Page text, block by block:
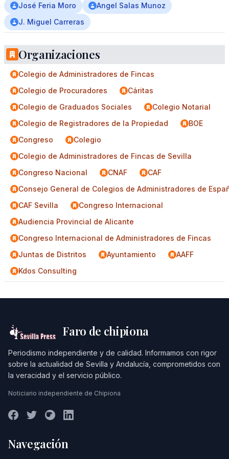
José Feria Moro
Angel Salas Munoz
J. Miguel Carreras
Organizaciones
Colegio de Administradores de Fincas
Colegio de Procuradores
Cáritas
Colegio de Graduados Sociales
Colegio Notarial
Colegio de Registradores de la Propiedad
BOE
Congreso
Colegio
Colegio de Administradores de Fincas de Sevilla
Congreso Nacional
CNAF
CAF
Consejo General de Colegios de Administradores de
CAF Sevilla
Congreso Internacional
Audiencia Provincial de Alicante
Congreso Internacional de Administradores de Fincas
Juntas de Distritos
Ayuntamiento
AAFF
Kdos Consulting
Faro de chipiona
Periodismo independiente y de calidad. Informamos con rigor
sobre la actualidad de Sevilla y Andalucía, comprometidos con
la veracidad y el servicio público.
Noticiario independiente de Chipiona
Navegación